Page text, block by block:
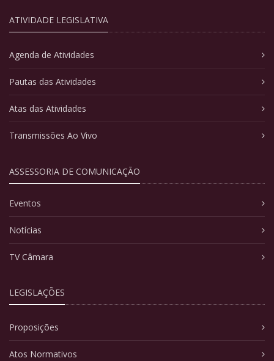
ATIVIDADE LEGISLATIVA
Agenda de Atividades
Pautas das Atividades
Atas das Atividades
Transmissões Ao Vivo
ASSESSORIA DE COMUNICAÇÃO
Eventos
Notícias
TV Câmara
LEGISLAÇÕES
Proposições
Atos Normativos